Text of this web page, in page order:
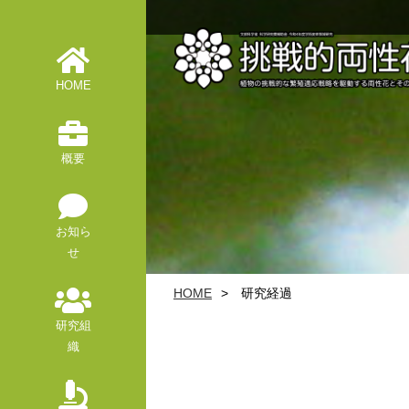
HOME
概要
お知ら
せ
研究組
織
HOME 研究経過